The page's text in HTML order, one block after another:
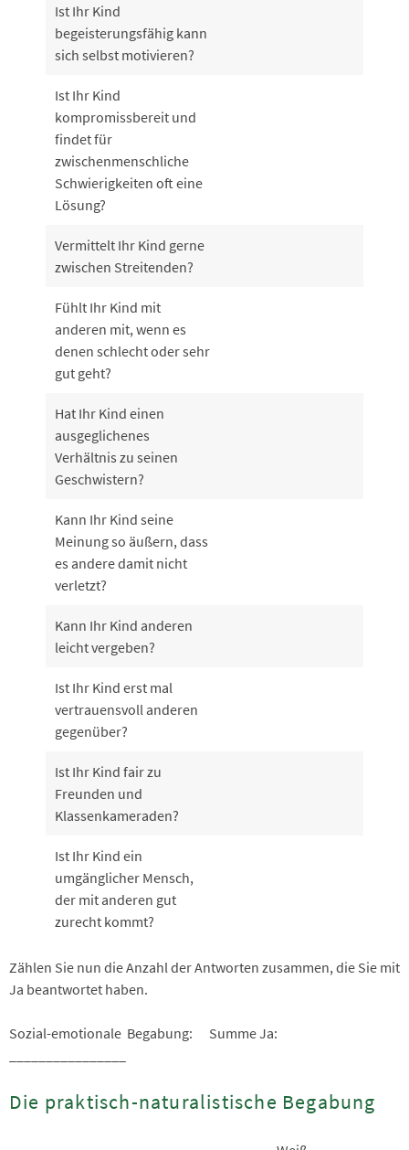
Ist Ihr Kind
begeisterungsfähig kann
sich selbst motivieren?
Ist Ihr Kind
kompromissbereit und
findet für
zwischenmenschliche
Schwierigkeiten oft eine
Lösung?
Vermittelt Ihr Kind gerne
zwischen Streitenden?
Fühlt Ihr Kind mit
anderen mit, wenn es
denen schlecht oder sehr
gut geht?
Hat Ihr Kind einen
ausgeglichenes
Verhältnis zu seinen
Geschwistern?
Kann Ihr Kind seine
Meinung so äußern, dass
es andere damit nicht
verletzt?
Kann Ihr Kind anderen
leicht vergeben?
Ist Ihr Kind erst mal
vertrauensvoll anderen
gegenüber?
Ist Ihr Kind fair zu
Freunden und
Klassenkameraden?
Ist Ihr Kind ein
umgänglicher Mensch,
der mit anderen gut
zurecht kommt?
Zählen Sie nun die Anzahl der Antworten zusammen, die Sie mit
Ja beantwortet haben.
Sozial-emotionale Begabung: Summe Ja:
Die praktisch-naturalistische Begabung